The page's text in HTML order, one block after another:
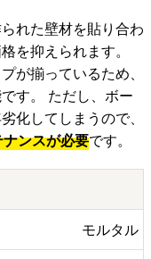
れた壁材を貼り合わ
を抑えられます。
が揃っているため、
す。 ただし、ボー
化してしまうので、
ンスが必要です。
モルタル